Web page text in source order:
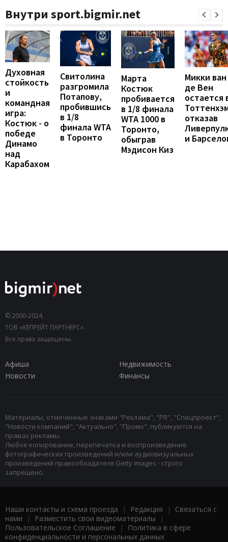
Внутри sport.bigmir.net
Духовная
стойкость
и
командная
игра:
Костюк - о
победе
Динамо
над
Карабахом
Свитолина
разгромила
Потапову,
пробившись
в 1/8
финала WTA
в Торонто
Марта
Костюк
пробивается
в 1/8 финала
WTA 1000 в
Торонто,
обыграв
Мэдисон Киз
Микки ван
де Вен
остается
отказав
и
© 2000-2024,
ТОВ «КЕПРЕЙТ ПАРТНЕРС».
Все права защищены.
Афиша
Недвижимость
Новости
Финансы
Материалы, отмеченные знаками "Реклама", "PR", "Спецпроект",
"Новости компаний", "Актуально", "Промо", публикуются на
правах рекламы.
Любое копирование, перепечатка и воспроизведение
фотографических произведений и/или аудиовизуальных
произведений правообладателя Getty Images - строго
запрещено.
Наши контакты и схема проезда | Редакция | Связаться с
нами | Разместить свои видеоматериалы |
Пользовательское Соглашение |
Политика в сфере
конфиденциальности и персональных данных